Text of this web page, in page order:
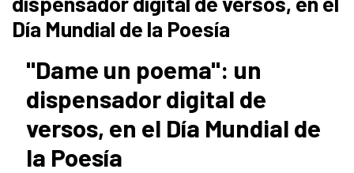
Día Mundial de la Poesía
"Dame un poema": un
dispensador digital de
versos, en el Día Mundial de
la Poesía